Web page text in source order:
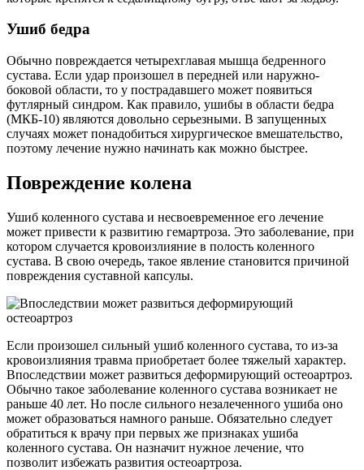
Ушиб бедра
Обычно повреждается четырехглавая мышца бедренного
сустава. Если удар произошел в передней или наружно-
боковой области, то у пострадавшего может появиться
футлярный синдром. Как правило, ушибы в области бедра
(МКБ-10) являются довольно серьезными. В запущенных
случаях может понадобиться хирургическое вмешательство,
поэтому лечение нужно начинать как можно быстрее.
Повреждение колена
Ушиб коленного сустава и несвоевременное его лечение
может привести к развитию гемартроза. Это заболевание, при
котором случается кровоизлияние в полость коленного
сустава. В свою очередь, такое явление становится причиной
повреждения суставной капсулы.
Если произошел сильный ушиб коленного сустава, то из-за
кровоизлияния травма приобретает более тяжелый характер.
Впоследствии может развиться деформирующий остеоартроз.
Обычно такое заболевание коленного сустава возникает не
раньше 40 лет. Но после сильного незалеченного ушиба оно
может образоваться намного раньше. Обязательно следует
обратиться к врачу при первых же признаках ушиба
коленного сустава. Он назначит нужное лечение, что
позволит избежать развития остеоартроза.